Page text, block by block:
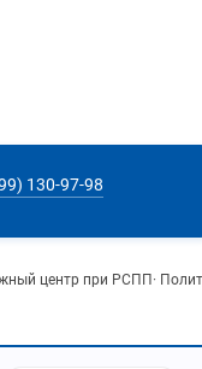
130-97-98
центр при РСПП ·